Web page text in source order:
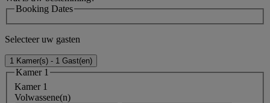
Booking Dates
Selecteer uw gasten
1 Kamer(s) - 1 Gast(en)
Kamer 1
Kamer 1
Volwassene(n)